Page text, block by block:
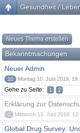
Gesundheit /
Neues Thema erstellen
Bekanntmachungen
Neuer Admin
10 Montag 10. Juni 2019,
Gehe zu Seite: 1 2
Erklärung zur
0 Mittwoch 13. Juni 2018,
Global Drug Survey: